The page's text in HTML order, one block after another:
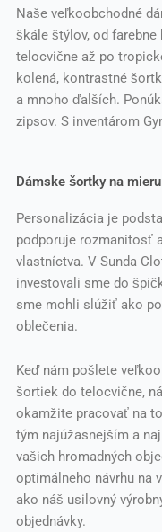
Naše veľkoobchodné
škále štýlov, od
telocvične až po
kolená, kontrastné
a mnoho ďalších.
zipsov. S inventárom
Dámske šortky na
Personalizácia je
podporuje rozmanitosť
vlastníctva. V Sunda
investovali sme do
sme mohli slúžiť ako
oblečenia.
Keď nám pošlete
šortiek do telocvične,
okamžite pracovať na
tým najúžasnejším a
vašich hromadných
optimálneho návrhu na
ako náš usilovný
objednávky.